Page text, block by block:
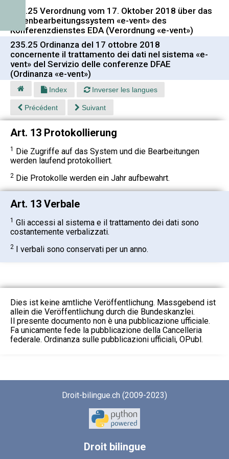
235.25 Verordnung vom 17. Oktober 2018 über das
Datenbearbeitungssystem «e-vent» des
Konferenzdienstes EDA (Verordnung «e-vent»)
235.25 Ordinanza del 17 ottobre 2018
concernente il trattamento dei dati nel sistema «e-
vent» del Servizio delle conferenze DFAE
(Ordinanza «e-vent»)
Index Inverser les langues
Précédent Suivant
Art. 13 Protokollierung
1 Die Zugriffe auf das System und die Bearbeitungen
werden laufend protokolliert.
2 Die Protokolle werden ein Jahr aufbewahrt.
Art. 13 Verbale
1 Gli accessi al sistema e il trattamento dei dati sono
costantemente verbalizzati.
2 I verbali sono conservati per un anno.
Dies ist keine amtliche Veröffentlichung. Massgebend ist
allein die Veröffentlichung durch die Bundeskanzlei.
Il presente documento non è una pubblicazione ufficiale.
Fa unicamente fede la pubblicazione della Cancelleria
federale. Ordinanza sulle pubblicazioni ufficiali, OPubl.
Droit-bilingue.ch (2009-2023)
Droitbilingue